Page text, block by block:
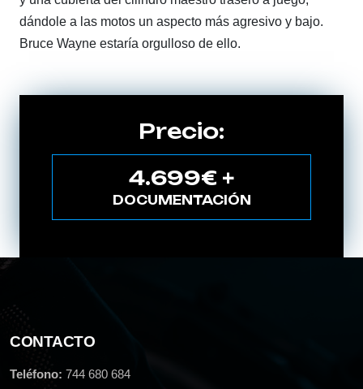
dándole a las motos un aspecto más agresivo y bajo.
Bruce Wayne estaría orgulloso de ello.
Precio:
4.699€ +
DOCUMENTACIÓN
CONTACTO
Teléfono: 744 680 684